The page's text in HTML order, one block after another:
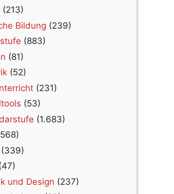
(213)
Bildung (239)
(883)
(81)
(52)
(231)
(53)
(1.683)
(339)
und Design (237)